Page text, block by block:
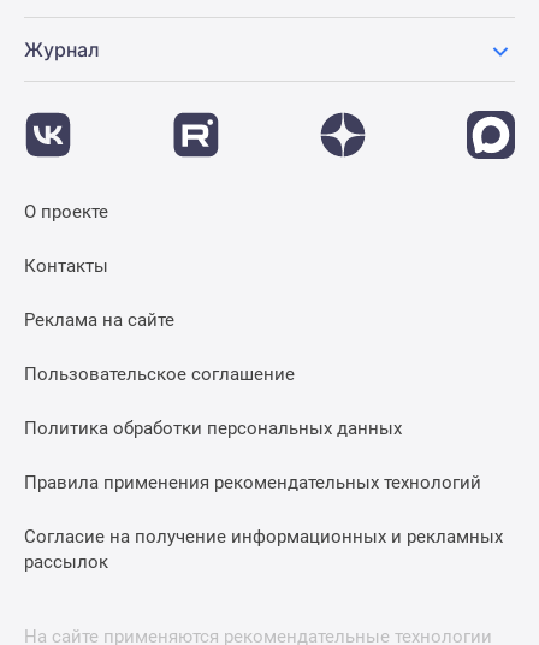
Журнал
О проекте
Контакты
Реклама на сайте
Пользовательское соглашение
Политика обработки персональных данных
Правила применения рекомендательных технологий
Согласие на получение информационных и рекламных
рассылок
На сайте применяются рекомендательные технологии